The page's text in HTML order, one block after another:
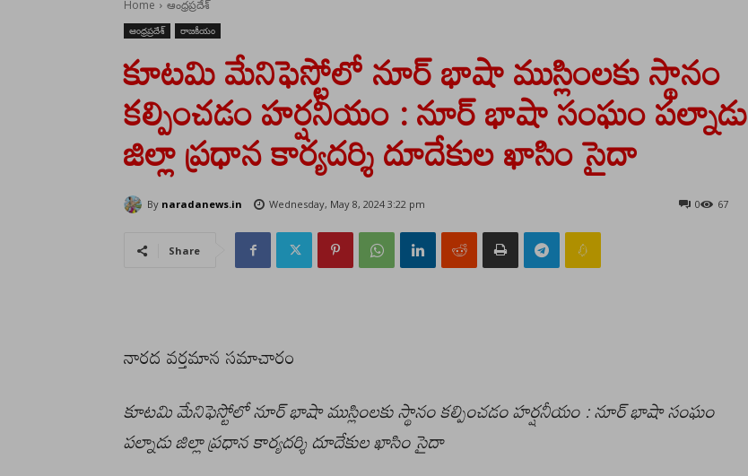
Home ఆంధ్రప్రదేశ్
ఆంధ్రప్రదేశ్ రాజకీయం
కూటమి మేనిఫెస్టోలో నూర్ భాషా ముస్లింలకు స్థానం
కల్పించడం హర్షనీయం : నూర్ భాషా సంఘం పల్నాడు
జిల్లా ప్రధాన కార్యదర్శి దూదేకుల ఖాసిం సైదా
By naradanews.in Wednesday, May 8, 2024 3:22 pm 67
0
Share
నారద వర్తమాన సమాచారం
కూటమి మేనిఫెస్టోలో నూర్ భాషా ముస్లింలకు స్థానం కల్పించడం హర్షనీయం : నూర్ భాషా సంఘం
పల్నాడు జిల్లా ప్రధాన కార్యదర్శి దూదేకుల ఖాసిం సైదా